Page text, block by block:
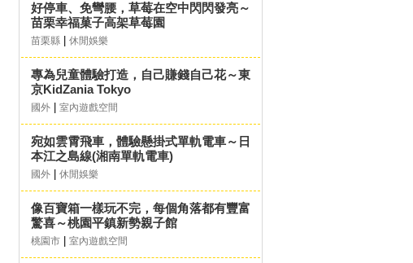
好停車、免彎腰，草莓在空中閃閃發亮～
苗栗幸福菓子高架草莓園
苗栗縣 休閒娛樂
專為兒童體驗打造，自己賺錢自己花～東
京KidZania Tokyo
國外 室內遊戲空間
宛如雲霄飛車，體驗懸掛式單軌電車～日
本江之島線(湘南單軌電車)
國外 休閒娛樂
像百寶箱一樣玩不完，每個角落都有豐富
驚喜～桃園平鎮新勢親子館
桃園市 室內遊戲空間